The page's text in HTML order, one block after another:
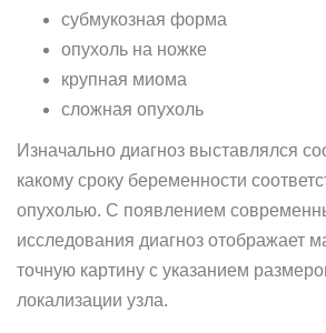
субмукозная форма
опухоль на ножке
крупная миома
сложная опухоль
Изначально диагноз выставлялся
какому сроку беременности
опухолью. С появлением
исследования диагноз отображает
точную картину с указанием
локализации узла.